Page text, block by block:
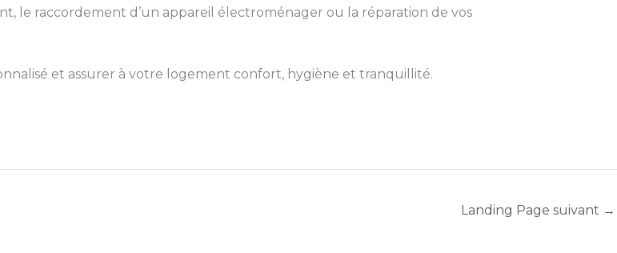
le raccordement d’un appareil électroménager ou la réparation de vos
et assurer à votre logement confort, hygiène et tranquillité.
Landing Page suivant →